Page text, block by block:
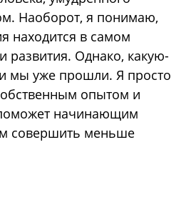
Наоборот, я понимаю,
находится в самом
развития. Однако, какую-
мы уже прошли. Я просто
опытом и
начинающим
совершить меньше